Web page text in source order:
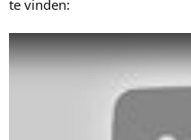
te vinden: